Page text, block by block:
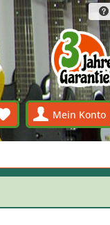
Mein Konto